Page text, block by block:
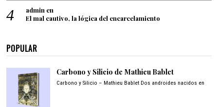
admin en
El mal cautivo, la lógica del encarcelamiento
POPULAR
Carbono y Silicio de Mathieu Bablet
Carbono y Silicio – Mathieu Bablet Dos androides nacidos en